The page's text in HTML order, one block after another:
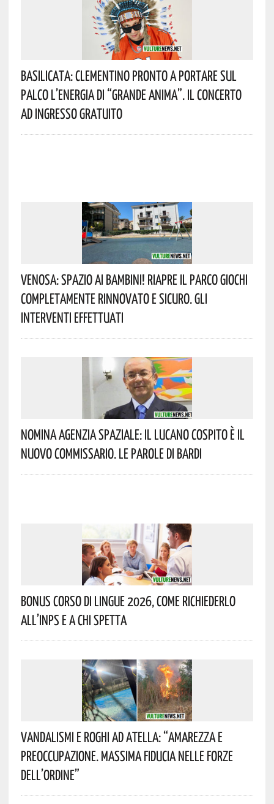
Basilicata: Clementino Pronto A Portare Sul
Palco L’energia Di “Grande Anima”. Il Concerto
Ad Ingresso Gratuito
Venosa: Spazio Ai Bambini! Riapre Il Parco Giochi
Completamente Rinnovato E Sicuro. Gli
Interventi Effettuati
Nomina Agenzia Spaziale: Il Lucano Cospito È Il
Nuovo Commissario. Le Parole Di Bardi
Bonus Corso Di Lingue 2026, Come Richiederlo
All’INPS E A Chi Spetta
Vandalismi E Roghi Ad Atella: “Amarezza E
Preoccupazione. Massima Fiducia Nelle Forze
Dell’Ordine”